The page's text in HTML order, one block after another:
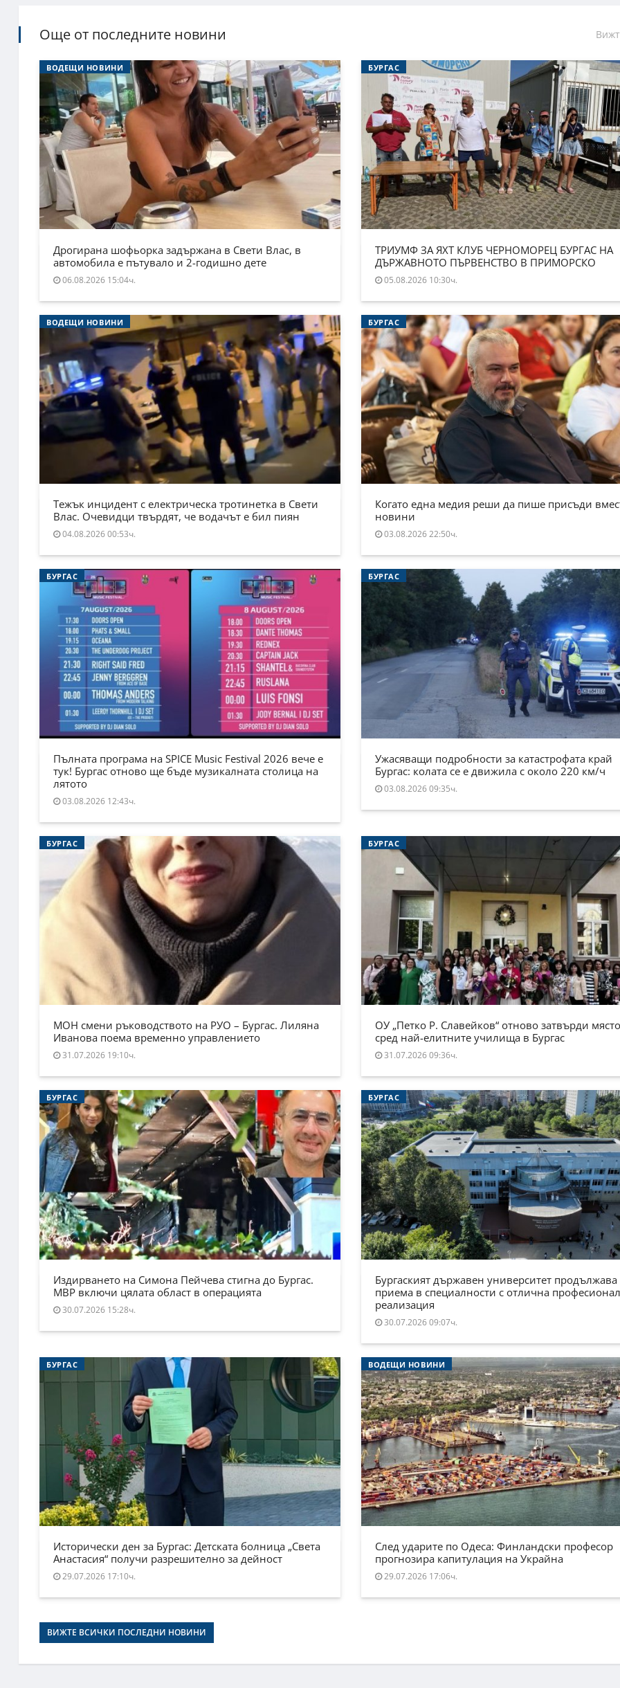
Още от последните новини
ВОДЕЩИ НОВИНИ
Дрогирана шофьорка задържана в Свети Влас, в
автомобила е пътувало и 2-годишно дете
06.08.2026 15:04ч.
БУРГАС
ТРИУМФ ЗА ЯХТ КЛУБ ЧЕРНОМОРЕЦ БУРГАС НА
ДЪРЖАВНОТО ПЪРВЕНСТВО В ПРИМОРСКО
05.08.2026 10:30ч.
ВОДЕЩИ НОВИНИ
Тежък инцидент с електрическа тротинетка в Свети
Влас. Очевидци твърдят, че водачът е бил пиян
04.08.2026 00:53ч.
БУРГАС
Когато една медия реши да пише присъди
новини
03.08.2026 22:50ч.
БУРГАС
Пълната програма на SPICE Music Festival 2026 вече е
тук! Бургас отново ще бъде музикалната столица на
лятото
03.08.2026 12:43ч.
БУРГАС
Ужасяващи подробности за катастрофата край
Бургас: колата се е движила с около 220 км/ч
03.08.2026 09:35ч.
БУРГАС
МОН смени ръководството на РУО – Бургас. Лиляна
Иванова поема временно управлението
31.07.2026 19:10ч.
БУРГАС
ОУ „Петко Р. Славейков“ отново затвърди
сред най-елитните училища в Бургас
31.07.2026 09:36ч.
БУРГАС
Издирването на Симона Пейчева стигна до Бургас.
МВР включи цялата област в операцията
30.07.2026 15:28ч.
БУРГАС
Бургаският държавен университет продължава
приема в специалности с отлична
реализация
30.07.2026 09:07ч.
БУРГАС
Исторически ден за Бургас: Детската болница „Света
Анастасия“ получи разрешително за дейност
29.07.2026 17:10ч.
ВОДЕЩИ НОВИНИ
След ударите по Одеса: Финландски професор
прогнозира капитулация на Украйна
29.07.2026 17:06ч.
ВИЖТЕ ВСИЧКИ ПОСЛЕДНИ НОВИНИ